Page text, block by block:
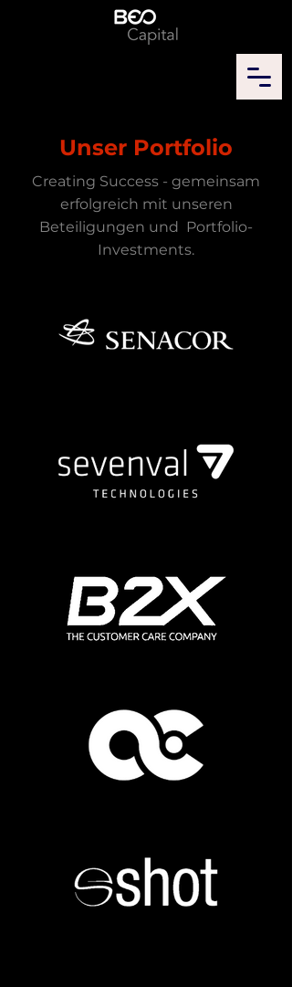
Unser Portfolio
Creating Success - gemeinsam
erfolgreich mit unseren
Beteiligungen und Portfolio-
Investments.